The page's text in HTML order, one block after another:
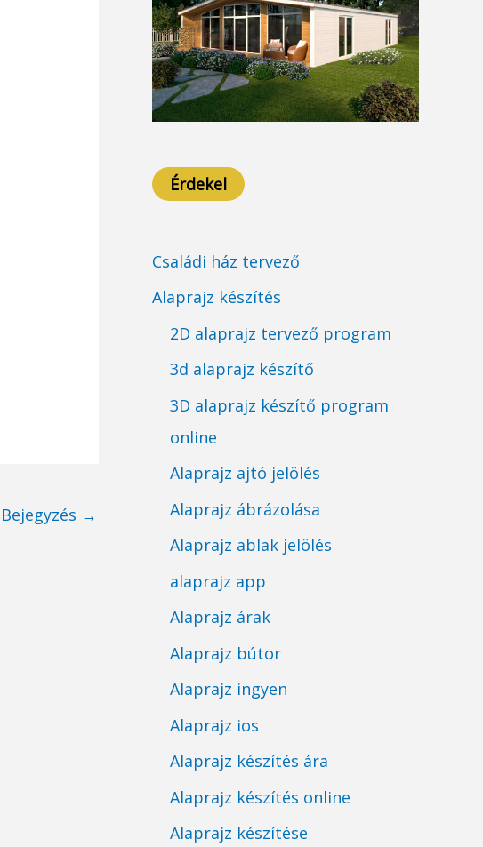
→
Érdekel
Családi ház tervező
Alaprajz készítés
2D alaprajz tervező program
3d alaprajz készítő
3D alaprajz készítő program
online
Alaprajz ajtó jelölés
Alaprajz ábrázolása
Alaprajz ablak jelölés
alaprajz app
Alaprajz árak
Alaprajz bútor
Alaprajz ingyen
Alaprajz ios
Alaprajz készítés ára
Alaprajz készítés online
Alaprajz készítése